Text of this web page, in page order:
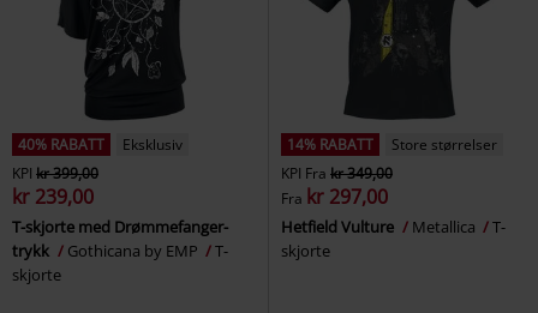
40% RABATT
Eksklusiv
KPI kr 399,00
kr 239,00
T-skjorte med Drømmefanger-
trykk
Gothicana by EMP
T-
skjorte
14% RABATT
Store størrelser
KPI Fra kr 349,00
Fra kr 297,00
Hetfield Vulture Metallica
T-
skjorte